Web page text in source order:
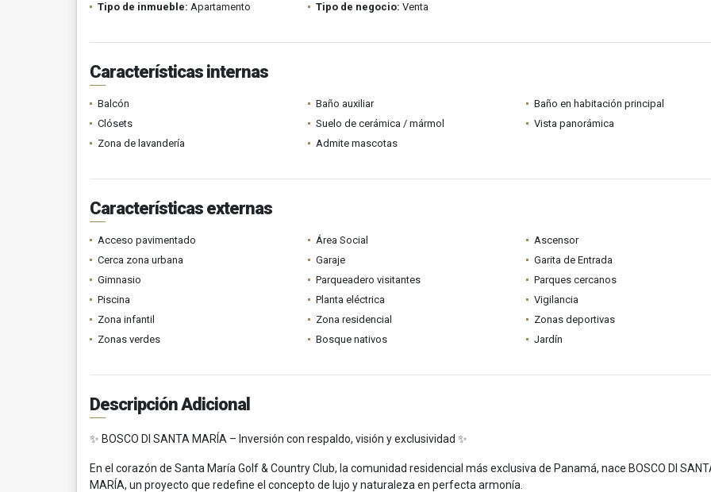
Tipo de inmueble: Apartamento Tipo de negocio: Venta
Características internas
Balcón Baño auxiliar
Baño en habitación principal
Clósets
Suelo de cerámica / mármol
Vista panorámica
Zona de lavandería
Admite mascotas
Características externas
Acceso pavimentado Área Social
Ascensor
Cerca zona urbana
Garaje
Garita de Entrada
Gimnasio
Parqueadero visitantes
Parques cercanos
Piscina
Planta eléctrica
Vigilancia
Zona infantil
Zona residencial
Zonas deportivas
Zonas verdes
Bosque nativos Jardín
Descripción Adicional
✨ BOSCO DI SANTA MARÍA – Inversión con respaldo, visión y exclusividad ✨
En el corazón de Santa María Golf & Country Club, la comunidad residencial más exclusiva de Panamá, nace BOSCO DI
MARÍA, un proyecto que redefine el concepto de lujo y naturaleza en perfecta armonía.